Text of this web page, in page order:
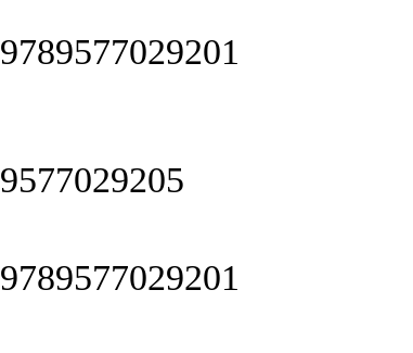
9789577029201
9577029205
9789577029201